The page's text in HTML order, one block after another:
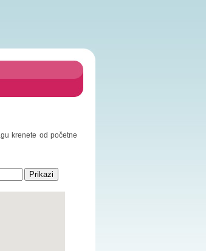
krenete od početne